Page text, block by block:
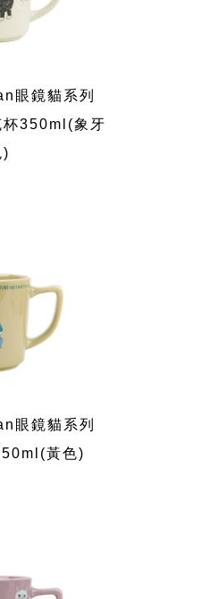
眼鏡貓系列
350ml(象牙
)
眼鏡貓系列
黃色)